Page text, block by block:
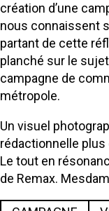
création d’une
nous connaissent
partant de cette
planché sur le
campagne de
métropole.
Un visuel
rédactionnelle plus
Le tout en
de Remax.